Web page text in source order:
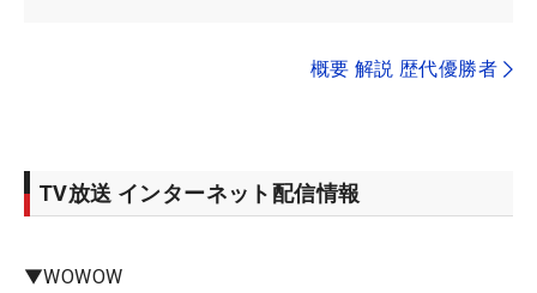
概要 解説 歴代優勝者
TV放送 インターネット配信情報
▼WOWOW